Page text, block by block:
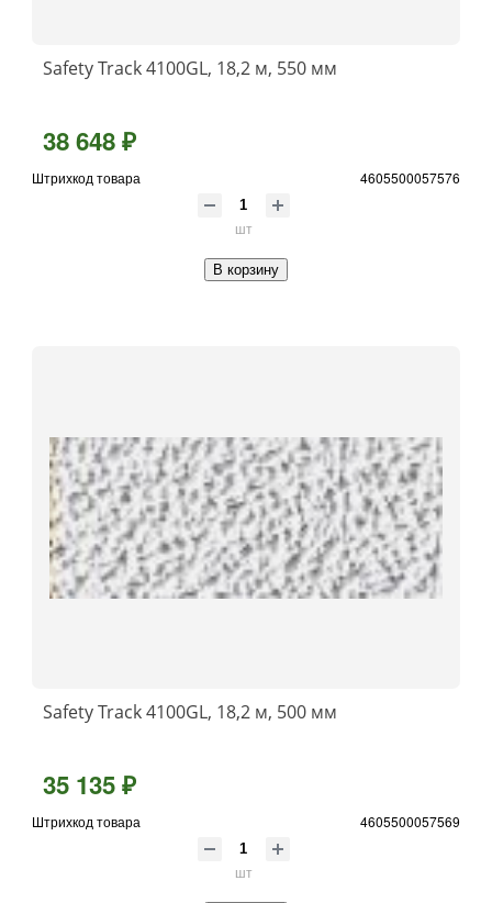
Safety Track 4100GL, 18,2 м, 550 мм
38 648 ₽
Штрихкод товара 4605500057576
шт
В корзину
Safety Track 4100GL, 18,2 м, 500 мм
35 135 ₽
Штрихкод товара 4605500057569
шт